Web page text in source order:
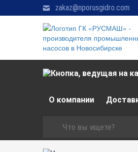
zakaz@nporusgidro.com
О компании